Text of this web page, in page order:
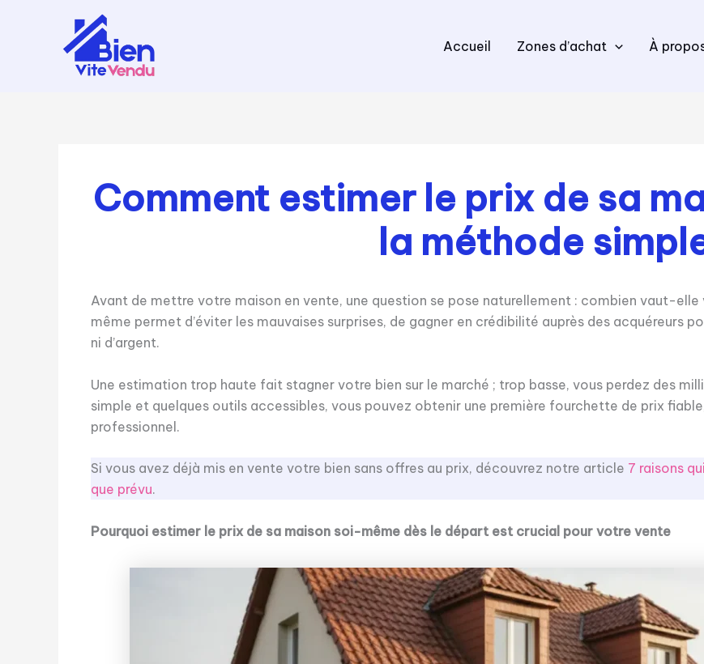
Accueil Zones d’achat À
Comment estimer le prix de sa
la méthode
Avant de mettre votre maison en vente, une question se pose naturellement : combien vaut-
même permet d’éviter les mauvaises surprises, de gagner en crédibilité auprès des acquéreurs
ni d’argent.
Une estimation trop haute fait stagner votre bien sur le marché ; trop basse, vous perdez des
simple et quelques outils accessibles, vous pouvez obtenir une première fourchette de prix
professionnel.
Si vous avez déjà mis en vente votre bien sans offres au prix, découvrez notre article 7 raisons
que prévu.
Pourquoi estimer le prix de sa maison soi-même dès le départ est crucial pour votre vente